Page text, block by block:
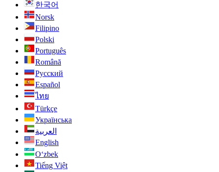
한국어
Norsk
Filipino
Polski
Português
Română
Русский
Español
ไทย
Türkçe
Українська
العربية
English
O‘zbek
Tiếng Việt